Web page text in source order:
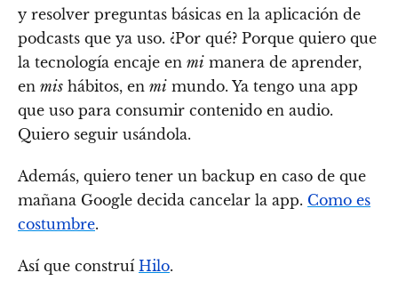
y resolver preguntas básicas en la aplicación de
podcasts que ya uso. ¿Por qué? Porque quiero que
la tecnología encaje en mi manera de aprender,
en mis hábitos, en mi mundo. Ya tengo una app
que uso para consumir contenido en audio.
Quiero seguir usándola.
Además, quiero tener un backup en caso de que
mañana Google decida cancelar la app. Como es
costumbre.
Así que construí Hilo.